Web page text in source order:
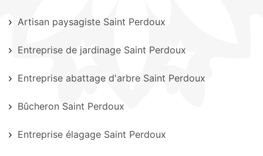
Artisan paysagiste Saint Perdoux
Entreprise de jardinage Saint Perdoux
Entreprise abattage d'arbre Saint Perdoux
Bûcheron Saint Perdoux
Entreprise élagage Saint Perdoux